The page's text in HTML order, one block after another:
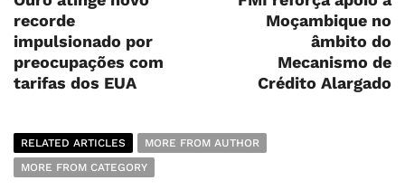
recorde
impulsionado por
preocupações com
tarifas dos EUA
Moçambique no
âmbito do
Mecanismo de
Crédito Alargado
RELATED ARTICLES
MORE FROM AUTHOR
MORE FROM CATEGORY